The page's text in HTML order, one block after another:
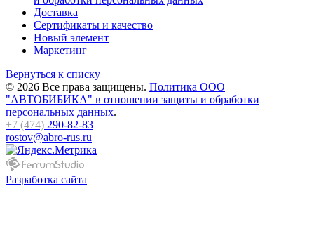
Доставка
Сертификаты и качество
Новый элемент
Маркетинг
Вернуться к списку
© 2026 Все права защищены. Политика ООО
"АВТОБИБИКА" в отношении защиты и обработки
персональных данных.
+7 (474) 290-82-83
rostov@abro-rus.ru
Разработка сайта